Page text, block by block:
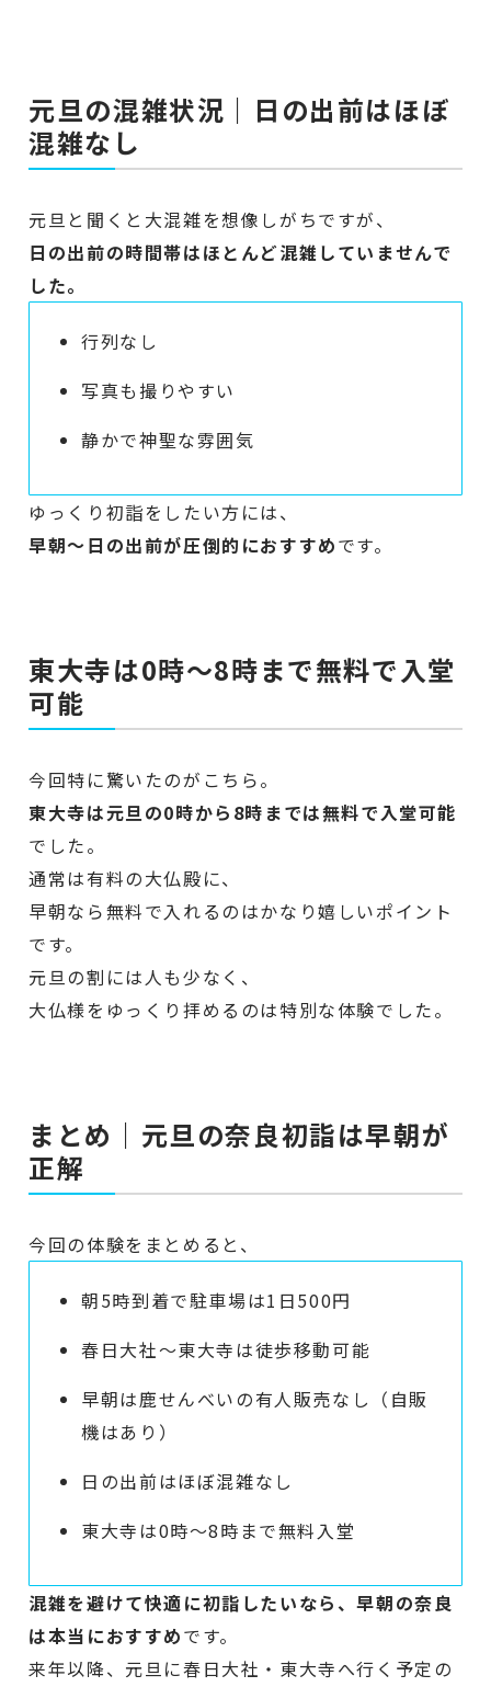
元旦の混雑状況｜日の出前はほぼ
混雑なし
元旦と聞くと大混雑を想像しがちですが、
日の出前の時間帯はほとんど混雑していませんで
した。
行列なし
写真も撮りやすい
静かで神聖な雰囲気
ゆっくり初詣をしたい方には、
早朝〜日の出前が圧倒的におすすめです。
東大寺は0時〜8時まで無料で入堂
可能
今回特に驚いたのがこちら。
東大寺は元旦の0時から8時までは無料で入堂可能
でした。
通常は有料の大仏殿に、
早朝なら無料で入れるのはかなり嬉しいポイント
です。
元旦の割には人も少なく、
大仏様をゆっくり拝めるのは特別な体験でした。
まとめ｜元旦の奈良初詣は早朝が
正解
今回の体験をまとめると、
朝5時到着で駐車場は1日500円
春日大社〜東大寺は徒歩移動可能
早朝は鹿せんべいの有人販売なし（自販
機はあり）
日の出前はほぼ混雑なし
東大寺は0時〜8時まで無料入堂
混雑を避けて快適に初詣したいなら、早朝の奈良
は本当におすすめです。
来年以降、元旦に春日大社・東大寺へ行く予定の